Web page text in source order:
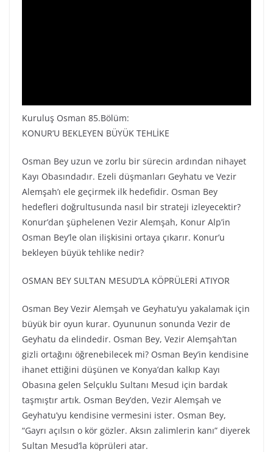
Kuruluş Osman 85.Bölüm:
KONUR’U BEKLEYEN BÜYÜK TEHLİKE
Osman Bey uzun ve zorlu bir sürecin ardından nihayet
Kayı Obasındadır. Ezeli düşmanları Geyhatu ve Vezir
Alemşah’ı ele geçirmek ilk hedefidir. Osman Bey
hedefleri doğrultusunda nasıl bir strateji izleyecektir?
Konur’dan şüphelenen Vezir Alemşah, Konur Alp’in
Osman Bey’le olan ilişkisini ortaya çıkarır. Konur’u
bekleyen büyük tehlike nedir?
OSMAN BEY SULTAN MESUD’LA KÖPRÜLERİ ATIYOR
Osman Bey Vezir Alemşah ve Geyhatu’yu yakalamak için
büyük bir oyun kurar. Oyununun sonunda Vezir de
Geyhatu da elindedir. Osman Bey, Vezir Alemşah’tan
gizli ortağını öğrenebilecek mi? Osman Bey’in kendisine
ihanet ettiğini düşünen ve Konya’dan kalkıp Kayı
Obasına gelen Selçuklu Sultanı Mesud için bardak
taşmıştır artık. Osman Bey’den, Vezir Alemşah ve
Geyhatu’yu kendisine vermesini ister. Osman Bey,
“Gayrı açılsın o kör gözler. Aksın zalimlerin kanı” diyerek
Sultan Mesud’la köprüleri atar.